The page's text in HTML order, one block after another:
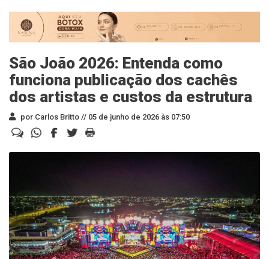
São João 2026: Entenda como
funciona publicação dos cachês
dos artistas e custos da estrutura
por Carlos Britto // 05 de junho de 2026 às 07:50